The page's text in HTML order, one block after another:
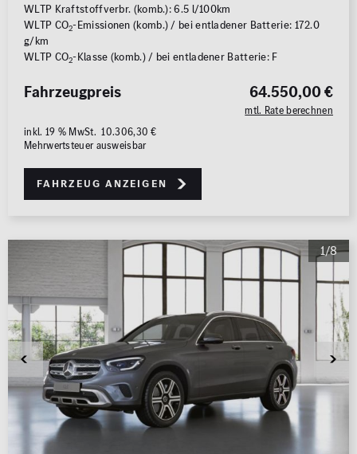
WLTP Kraftstoffverbr. (komb.): 6.5 l/100km
WLTP CO2-Emissionen (komb.) / bei entladener Batterie: 172.0
g/km
WLTP CO2-Klasse (komb.) / bei entladener Batterie: F
64.550,00 €
mtl. Rate berechnen
Fahrzeugpreis
inkl. 19 % MwSt. 10.306,30 €
Mehrwertsteuer ausweisbar
Fahrzeug anzeigen
1/8